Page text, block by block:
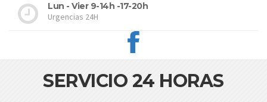
Lun - Vier 9-14h -17-20h
Urgencias 24H
SERVICIO 24 HORAS